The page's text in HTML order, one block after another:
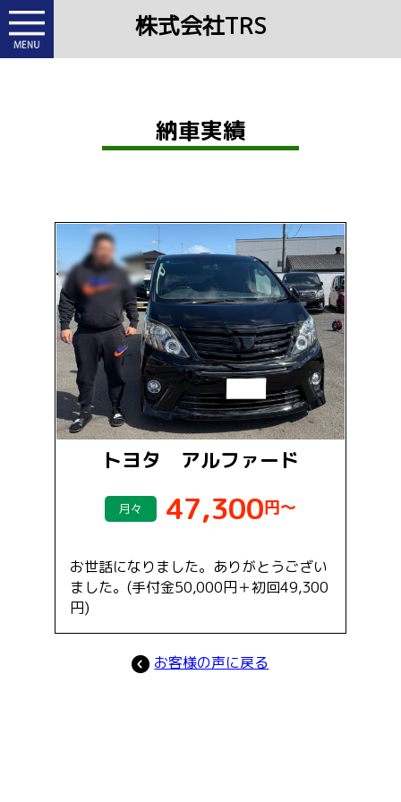
株式会社TRS
納車実績
トヨタ アルファード
月々 47,300円～
お世話になりました。ありがとうござい
ました。(手付金50,000円＋初回49,300
円)
お客様の声に戻る